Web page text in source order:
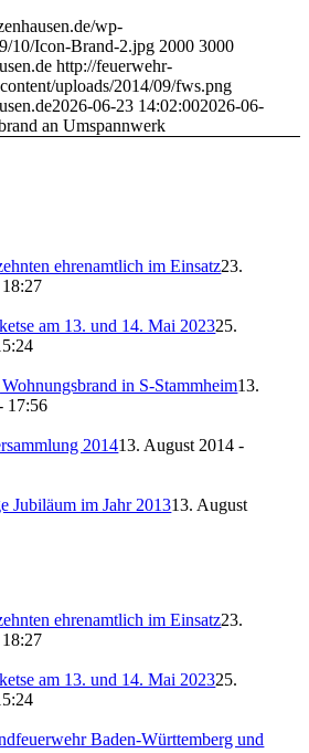
wp-
10/Icon-Brand-2.jpg 2000 3000
http://feuerwehr-
uploads/2014/09/fws.png
2026-06-23 14:02:002026-06-
an Umspannwerk
ehrenamtlich im Einsatz23.
am 13. und 14. Mai 202325.
in S-Stammheim13.
17:56
201413. August 2014 -
Jubiläum im Jahr 201313. August
ehrenamtlich im Einsatz23.
am 13. und 14. Mai 202325.
Baden-Württemberg und